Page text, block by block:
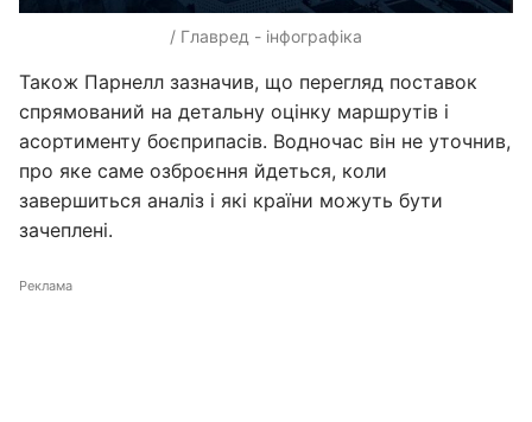
/ Главред - інфографіка
Також Парнелл зазначив, що перегляд поставок
спрямований на детальну оцінку маршрутів і
асортименту боєприпасів. Водночас він не уточнив,
про яке саме озброєння йдеться, коли
завершиться аналіз і які країни можуть бути
зачеплені.
Реклама